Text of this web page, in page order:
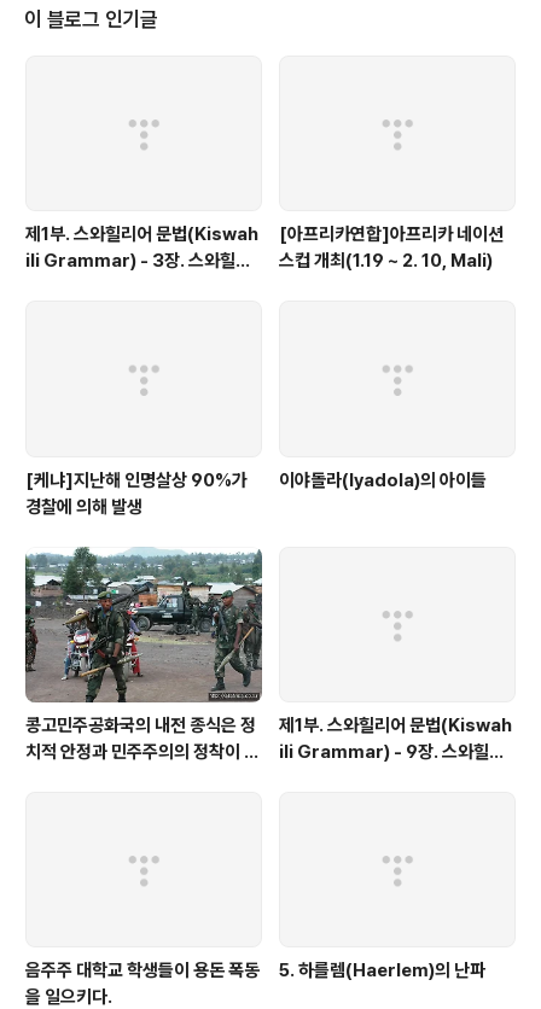
수단이다. 분리주의 운동은 다음과 같은 무력분쟁을 야기시켰다. 자이레(현 콩
고민주공화국)의 카탕가(Katanga) 분리운동, 수단 남부지역에서의 분리운동
이 블로그 인기글
제1부. 스와힐리어 문법(Kiswah
ili Grammar) - 3장. 스와힐리
[아프리카연합]아프리카 네이션
스컵 개최(1.19 ~ 2. 10, Mali)
[케냐]지난해 인명살상 90%가
경찰에 의해 발생
이야돌라(Iyadola)의 아이들
콩고민주공화국의 내전 종식은 정
치적 안정과 민주주의의 정착이 관
제1부. 스와힐리어 문법(Kiswah
ili Grammar) - 9장. 스와힐리
음주주 대학교 학생들이 용돈 폭동
을 일으키다.
5. 하를렘(Haerlem)의 난파